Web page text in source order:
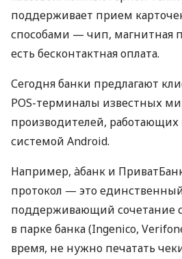
поддерживает прием
способами — чип, магнитная
есть бесконтактная оплата.
Сегодня банки предлагают
POS-терминалы известных
производителей,
системой Android.
Например, àбанк и
протокол — это
поддерживающий сочетание
в парке банка (Ingenico,
время, не нужно печатать